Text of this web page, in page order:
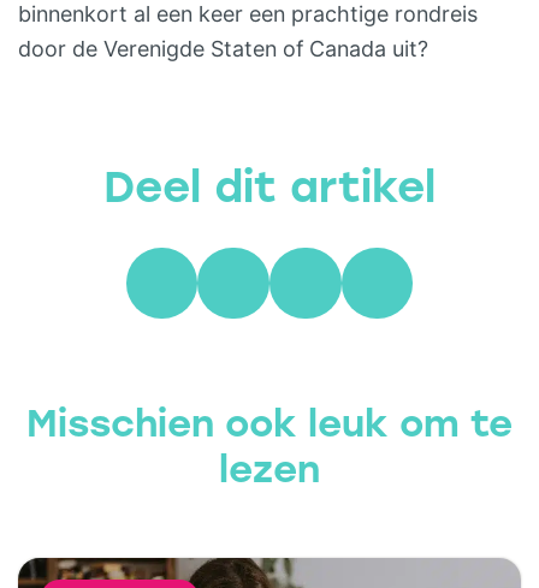
binnenkort al een keer een prachtige rondreis
door de Verenigde Staten of Canada uit?
Deel dit artikel
Misschien ook leuk om te
lezen